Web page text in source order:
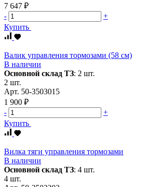
7 647 ₽
-
+
Купить
Валик управления тормозами (58 см)
В наличии
Основной склад ТЗ: 2 шт.
2 шт.
Арт. 50-3503015
1 900 ₽
-
+
Купить
Вилка тяги управления тормозами
В наличии
Основной склад ТЗ: 4 шт.
4 шт.